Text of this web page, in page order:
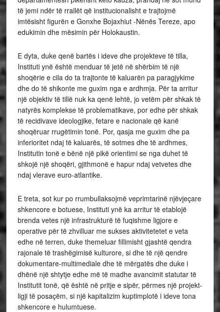
të jemi ndër të rrallët që institucionalisht e trajtojmë
imtësisht figurën e Gonxhe Bojaxhiut -Nënës Tereze, apo
edukimin dhe mësimin për Holokaustin.
E dyta, duke qenë bartës i ideve dhe projekteve të tilla,
Instituti ynë është menduar të jetë në shërbim të një
shoqërie e cila do ta trajtonte të kaluarën pa paragjykime
dhe do të shikonte me guxim nga e ardhmja. Për ta arritur
një objektiv të tillë nuk ka qenë lehtë, jo vetëm për shkak të
natyrës komplekse të problematikave, por edhe për shkak
të recidivave ideologjike, fetare e nacionale që kanë
shoqëruar rrugëtimin tonë. Por, qasja me guxim dhe pa
inferioritet ndaj të kaluarës, të sotmes dhe të ardhmes,
Institutin tonë e bënë një pikë orientimi se nga duhet të
shkojë një shoqëri, gjithmonë e hapur ndaj vetvetes dhe
ndaj vlerave euro-atlantike.
E treta, sot kur po rrumbullaksojmë veprimtarinë njëvjeçare
shkencore e botuese, Instituti ynë ka arritur të etablojë
brenda vetes një infrastrukturë të fuqishme ligjore e
operative për të zhvilluar me sukses aktivitetetet e veta
edhe në terren, duke themeluar fillimisht gjashtë qendra
rajonale të trashëgimisë kulturore, si dhe të një qendre
dokumentare-multimediale dhe të mërgatës dhe duke i
dhënë një shtytje edhe më të madhe avancimit statutar të
Institutit tonë, që është në pritje e sipër, përmes një projekt-
ligji të posaçëm, si një kapitalizim kuptimplotë i ideve tona
shkencore e hulumtuese.